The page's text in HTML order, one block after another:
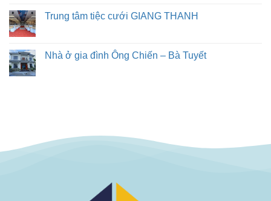
Trung tâm tiệc cưới GIANG THANH
Nhà ở gia đình Ông Chiến – Bà Tuyết